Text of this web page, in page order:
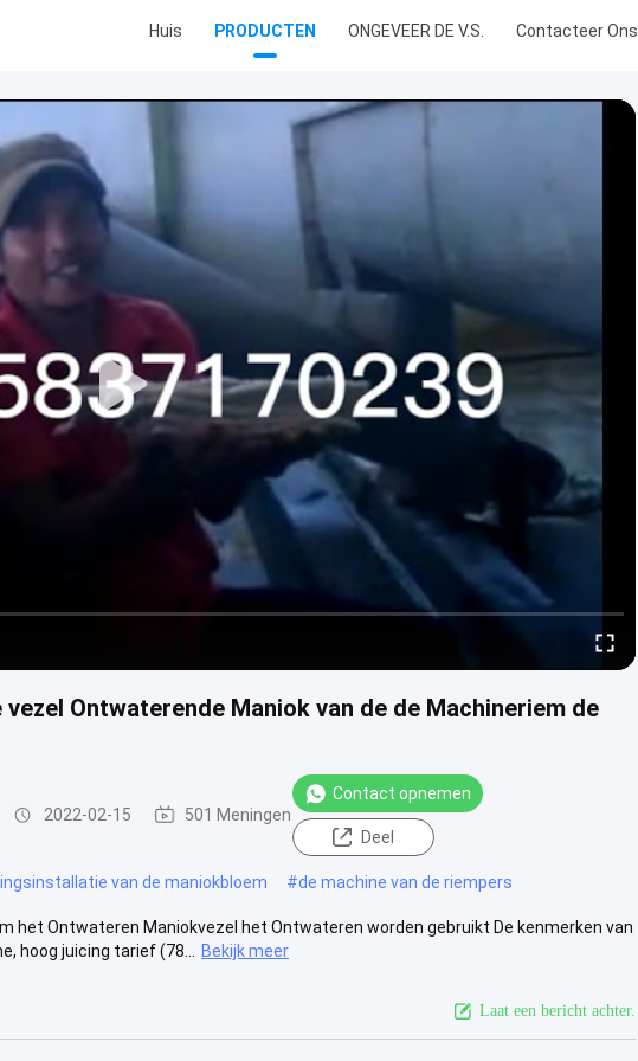
Huis PRODUCTEN ONGEVEER DE V.S. Contacteer Ons
Ontwaterende Maniok van de de Machineriem de
2022-02-15 501 Meningen
Contact opnemen
Deel
van de maniokbloem #de machine van de riempers
het Ontwateren Maniokvezel het Ontwateren worden gebruikt De kenmerken van
hoog juicing tarief (78...
Bekijk meer
Laat een bericht achter.